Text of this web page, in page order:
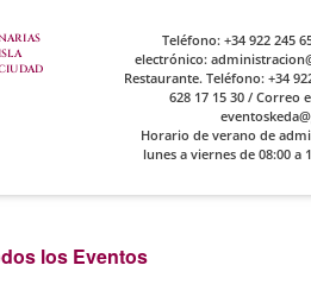
Teléfono: +34 922 245
electrónico:
Restaurante. Teléfono: +34
628 17 15 30 / Correo
Horario de verano de
lunes a viernes de 08:00 a
los Eventos